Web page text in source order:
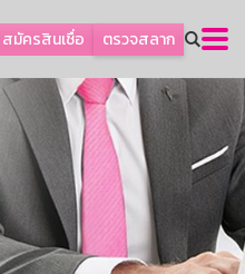
สมัครสินเชื่อ ตรวจสลาก